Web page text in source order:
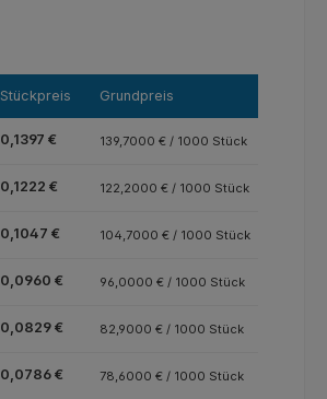
Stückpreis Grundpreis
0,1397 € 139,7000 € / 1000 Stück
0,1222 € 122,2000 € / 1000 Stück
0,1047 € 104,7000 € / 1000 Stück
0,0960 € 96,0000 € / 1000 Stück
0,0829 € 82,9000 € / 1000 Stück
0,0786 € 78,6000 € / 1000 Stück